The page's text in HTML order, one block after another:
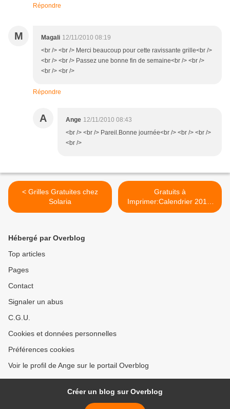
Répondre
M Magali 12/11/2010 08:19
<br /> <br /> Merci beaucoup pour cette ravissante grille<br />
<br /> <br /> Passez une bonne fin de semaine<br /> <br />
<br /> <br />
Répondre
A Ange 12/11/2010 08:43
<br /> <br /> Pareil.Bonne journée<br /> <br /> <br />
<br />
< Grilles Gratuites chez
Solaria
Gratuits à
Imprimer:Calendrier 2011,
carte postale .... >
Hébergé par Overblog
Top articles
Pages
Contact
Signaler un abus
C.G.U.
Cookies et données personnelles
Préférences cookies
Voir le profil de Ange sur le portail Overblog
Créer un blog sur Overblog